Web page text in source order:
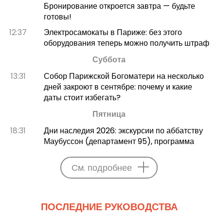
Бронирование откроется завтра — будьте
готовы!
12:37
Электросамокаты в Париже: без этого
оборудования теперь можно получить штраф
Суббота
13:31
Собор Парижской Богоматери на несколько
дней закроют в сентябре: почему и какие
даты стоит избегать?
Пятница
18:31
Дни наследия 2026: экскурсии по аббатству
Маубуссон (департамент 95), программа
См. подробнее
ПОСЛЕДНИЕ РУКОВОДСТВА